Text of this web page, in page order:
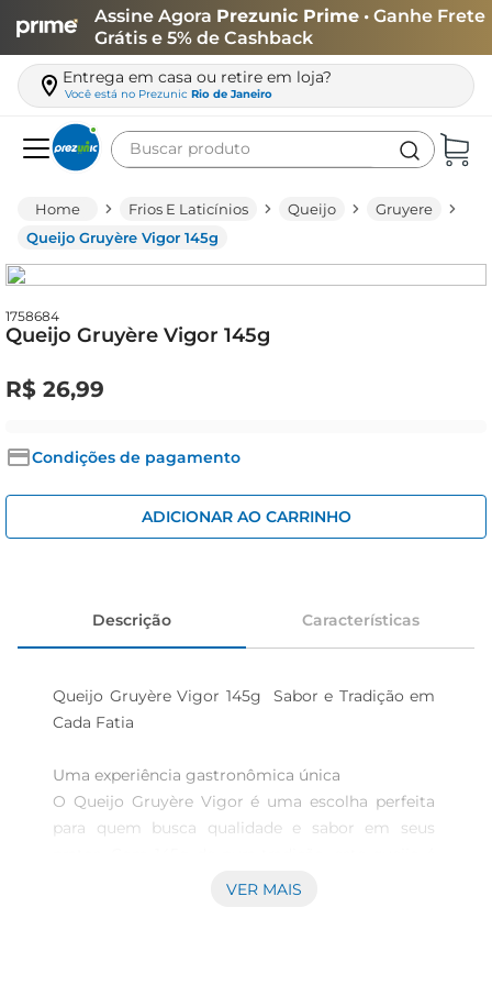
Assine Agora Prezunic Prime • Ganhe Frete
Grátis e 5% de Cashback
Entrega em casa ou retire em loja?
Você está no Prezunic Rio de Janeiro
Buscar produto
Frios E Laticínios Queijo
Gruyere
Queijo Gruyère Vigor 145g
1758684
Queijo Gruyère Vigor 145g
R$ 26,99
Condições de pagamento
ADICIONAR AO CARRINHO
Descrição Características
Queijo Gruyère Vigor 145g  Sabor e Tradição em
Cada Fatia
Uma experiência gastronômica única
O Queijo Gruyère Vigor é uma escolha perfeita
para quem busca qualidade e sabor em seus
ideal para ser utilizado emdiversas receitas, desde
VER MAIS
leite
queijo
arroz
azeite
iogurte